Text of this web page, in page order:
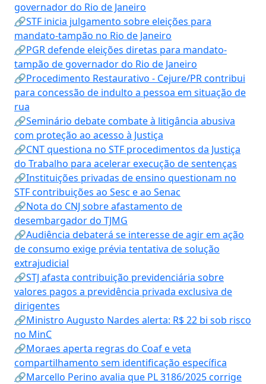
governador do Rio de Janeiro
🔗STF inicia julgamento sobre eleições para
mandato-tampão no Rio de Janeiro
🔗PGR defende eleições diretas para mandato-
tampão de governador do Rio de Janeiro
🔗Procedimento Restaurativo - Cejure/PR contribui
para concessão de indulto a pessoa em situação de
rua
🔗Seminário debate combate à litigância abusiva
com proteção ao acesso à Justiça
🔗CNT questiona no STF procedimentos da Justiça
do Trabalho para acelerar execução de sentenças
🔗Instituições privadas de ensino questionam no
STF contribuições ao Sesc e ao Senac
🔗Nota do CNJ sobre afastamento de
desembargador do TJMG
🔗Audiência debaterá se interesse de agir em ação
de consumo exige prévia tentativa de solução
extrajudicial
🔗STJ afasta contribuição previdenciária sobre
valores pagos a previdência privada exclusiva de
dirigentes
🔗Ministro Augusto Nardes alerta: R$ 22 bi sob risco
no MinC
🔗Moraes aperta regras do Coaf e veta
compartilhamento sem identificação específica
🔗Marcello Perino avalia que PL 3186/2025 corrige